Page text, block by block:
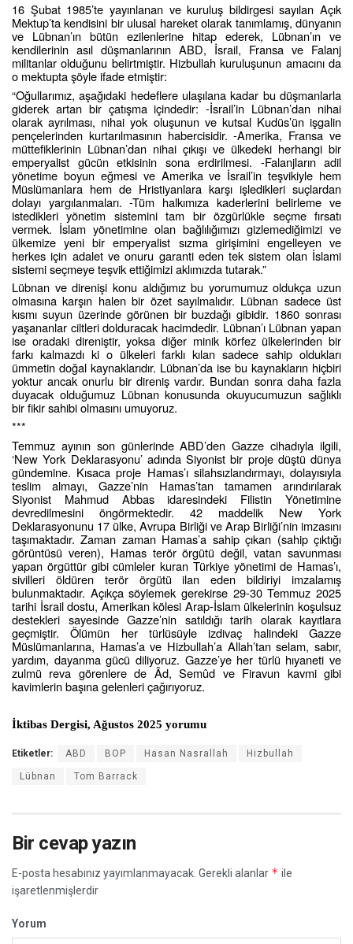
16 Şubat 1985’te yayınlanan ve kuruluş bildirgesi sayılan Açık
Mektup’ta kendisini bir ulusal hareket olarak tanımlamış, dünyanın
ve Lübnan’ın bütün ezilenlerine hitap ederek, Lübnan’ın ve
kendilerinin asıl düşmanlarının ABD, İsrail, Fransa ve Falanj
militanlar olduğunu belirtmiştir. Hizbullah kuruluşunun amacını da
o mektupta şöyle ifade etmiştir:
“Oğullarımız, aşağıdaki hedeflere ulaşılana kadar bu düşmanlarla
giderek artan bir çatışma içindedir: -İsrail’in Lübnan’dan nihai
olarak ayrılması, nihai yok oluşunun ve kutsal Kudüs’ün işgalin
pençelerinden kurtarılmasının habercisidir. -Amerika, Fransa ve
müttefiklerinin Lübnan’dan nihai çıkışı ve ülkedeki herhangi bir
emperyalist gücün etkisinin sona erdirilmesi. -Falanjların adil
yönetime boyun eğmesi ve Amerika ve İsrail’in teşvikiyle hem
Müslümanlara hem de Hristiyanlara karşı işledikleri suçlardan
dolayı yargılanmaları. -Tüm halkımıza kaderlerini belirleme ve
istedikleri yönetim sistemini tam bir özgürlükle seçme fırsatı
vermek. İslam yönetimine olan bağlılığımızı gizlemediğimizi ve
ülkemize yeni bir emperyalist sızma girişimini engelleyen ve
herkes için adalet ve onuru garanti eden tek sistem olan İslami
sistemi seçmeye teşvik ettiğimizi aklımızda tutarak.”
Lübnan ve direnişi konu aldığımız bu yorumumuz oldukça uzun
olmasına karşın halen bir özet sayılmalıdır. Lübnan sadece üst
kısmı suyun üzerinde görünen bir buzdağı gibidir. 1860 sonrası
yaşananlar ciltleri dolduracak hacimdedir. Lübnan’ı Lübnan yapan
ise oradaki direniştir, yoksa diğer minik körfez ülkelerinden bir
farkı kalmazdı ki o ülkeleri farklı kılan sadece sahip oldukları
ümmetin doğal kaynaklarıdır. Lübnan’da ise bu kaynakların hiçbiri
yoktur ancak onurlu bir direniş vardır. Bundan sonra daha fazla
duyacak olduğumuz Lübnan konusunda okuyucumuzun sağlıklı
bir fikir sahibi olmasını umuyoruz.
***
Temmuz ayının son günlerinde ABD’den Gazze cihadıyla ilgili,
‘New York Deklarasyonu’ adında Siyonist bir proje düştü dünya
gündemine. Kısaca proje Hamas’ı silahsızlandırmayı, dolayısıyla
teslim almayı, Gazze’nin Hamas’tan tamamen arındırılarak
Siyonist Mahmud Abbas idaresindeki Filistin Yönetimine
devredilmesini öngörmektedir. 42 maddelik New York
Deklarasyonunu 17 ülke, Avrupa Birliği ve Arap Birliği’nin imzasını
taşımaktadır. Zaman zaman Hamas’a sahip çıkan (sahip çıktığı
görüntüsü veren), Hamas terör örgütü değil, vatan savunması
yapan örgüttür gibi cümleler kuran Türkiye yönetimi de Hamas’ı,
sivilleri öldüren terör örgütü ilan eden bildiriyi imzalamış
bulunmaktadır. Açıkça söylemek gerekirse 29-30 Temmuz 2025
tarihi İsrail dostu, Amerikan kölesi Arap-İslam ülkelerinin koşulsuz
destekleri sayesinde Gazze’nin satıldığı tarih olarak kayıtlara
geçmiştir. Ölümün her türlüsüyle izdivaç halindeki Gazze
Müslümanlarına, Hamas’a ve Hizbullah’a Allah’tan selam, sabır,
yardım, dayanma gücü diliyoruz. Gazze’ye her türlü hıyaneti ve
zulmü reva görenlere de Âd, Semûd ve Firavun kavmi gibi
kavimlerin başına gelenleri çağırıyoruz.
İktibas Dergisi, Ağustos 2025 yorumu
Etiketler: ABD BOP Hasan Nasrallah Hizbullah
Lübnan Tom Barrack
Bir cevap yazın
E-posta hesabınız yayımlanmayacak. Gerekli alanlar * ile
işaretlenmişlerdir
Yorum